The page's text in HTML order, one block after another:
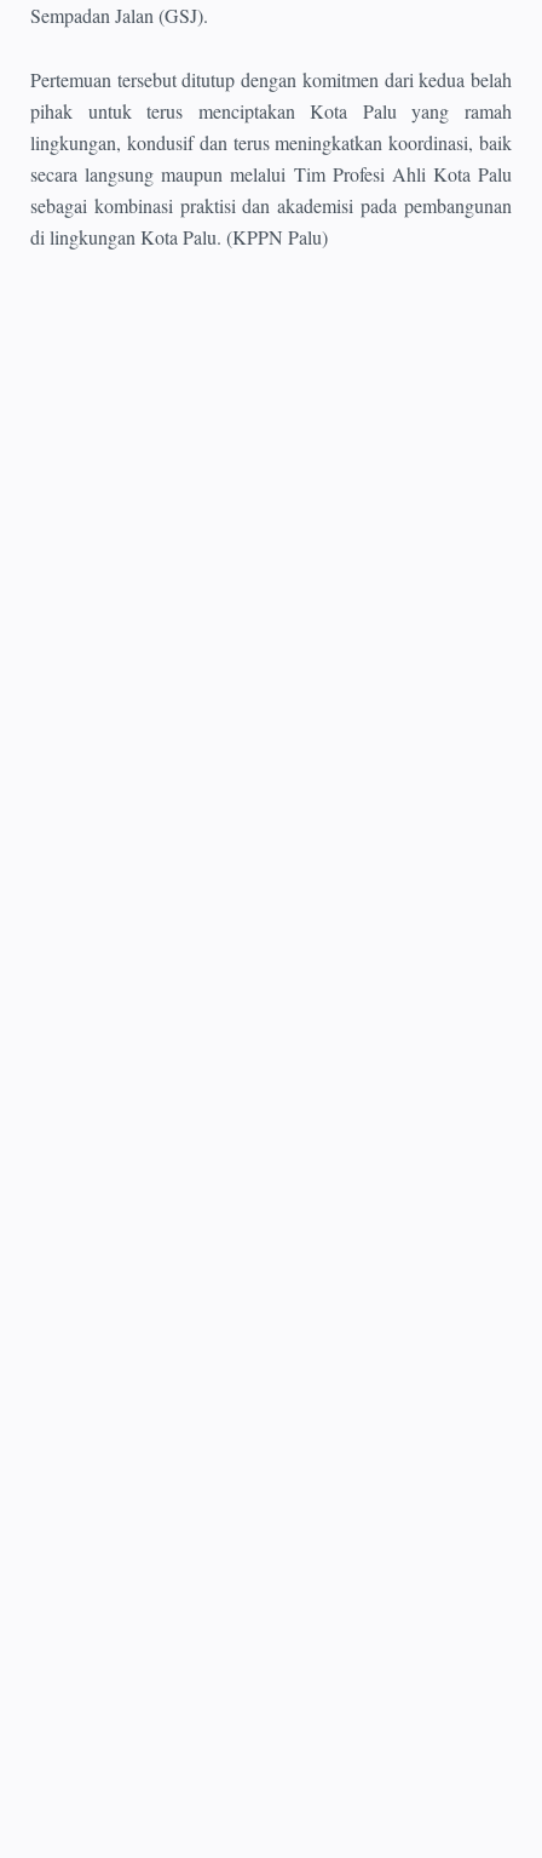
Sempadan Jalan (GSJ).
Pertemuan tersebut ditutup dengan komitmen dari kedua belah
pihak untuk terus menciptakan Kota Palu yang ramah
lingkungan, kondusif dan terus meningkatkan koordinasi, baik
secara langsung maupun melalui Tim Profesi Ahli Kota Palu
sebagai kombinasi praktisi dan akademisi pada pembangunan
di lingkungan Kota Palu. (KPPN Palu)